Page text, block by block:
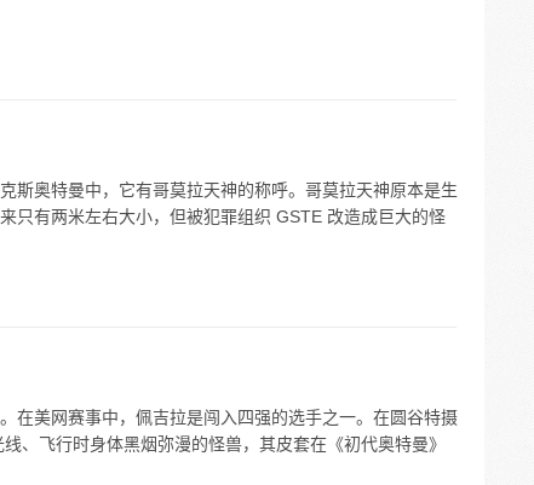
斯奥特曼中，它有哥莫拉天神的称呼。哥莫拉天神原本是生
只有两米左右大小，但被犯罪组织 GSTE 改造成巨大的怪
在美网赛事中，佩吉拉是闯入四强的选手之一。在圆谷特摄
、飞行时身体黑烟弥漫的怪兽，其皮套在《初代奥特曼》